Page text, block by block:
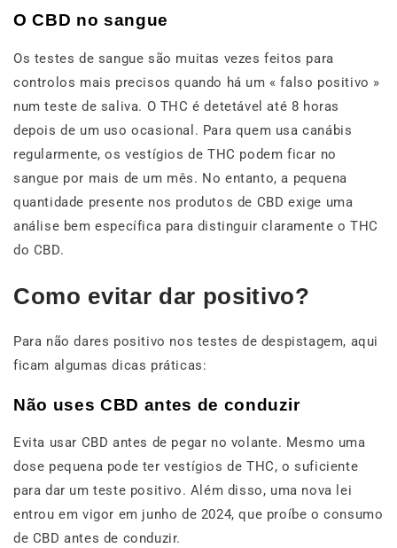
O CBD no sangue
Os testes de sangue são muitas vezes feitos para
controlos mais precisos quando há um «falso positivo »
num teste de saliva. O THC é detetável até 8 horas
depois de um uso ocasional. Para quem usa canábis
regularmente, os vestígios de THC podem ficar no
sangue por mais de um mês. No entanto, a pequena
quantidade presente nos produtos de CBD exige uma
análise bem específica para distinguir claramente o THC
do CBD.
Como evitar dar positivo?
Para não dares positivo nos testes de despistagem, aqui
ficam algumas dicas práticas:
Não uses CBD antes de conduzir
Evita usar CBD antes de pegar no volante. Mesmo uma
dose pequena pode ter vestígios de THC, o suficiente
para dar um teste positivo. Além disso, uma nova lei
entrou em vigor em junho de 2024, que proíbe o consumo
de CBD antes de conduzir.